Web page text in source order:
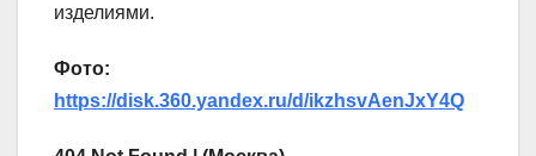
изделиями.
Фото:
https://disk.360.yandex.ru/d/ikzhsvAenJxY4Q